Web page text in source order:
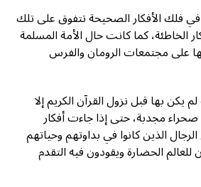
فلك الأفكار الصحيحة تتفوق على تلك
الخاطئة، كما كانت حال الأمة المسلمة
على مجتمعات الرومان والفرس
يكن بها قبل نزول القرآن الكريم إلا
مجدبة، حتى إذا جاءت أفكار
الذين كانوا في بداوتهم وحياتهم
للعالم الحضارة ويقودون فيه التقدم